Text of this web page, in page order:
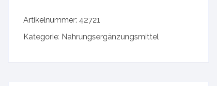
Artikelnummer: 42721
Kategorie: Nahrungsergänzungsmittel